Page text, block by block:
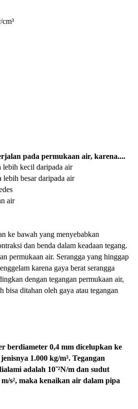
pada permukaan air, karena....
lebih kecil daripada air
lebih besar daripada air
air
ke bawah yang menyebabkan
dan benda dalam keadaan tegang.
permukaan air. Serangga yang hinggap
karena gaya berat serangga
dengan tegangan permukaan air,
bisa ditahan oleh gaya atau tegangan
berdiameter 0,4 mm dicelupkan ke
1.000 kg/m³. Tegangan
adalah 10⁻²N/m dan sudut
s², maka kenaikan air dalam pipa